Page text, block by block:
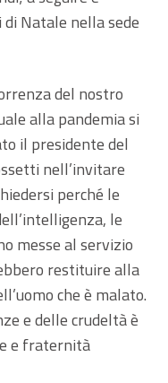
Natale nella sede
del nostro
alla pandemia si
il presidente del
nell’invitare
perché le
le
messe al servizio
restituire alla
che è malato.
e delle crudeltà è
e fraternità